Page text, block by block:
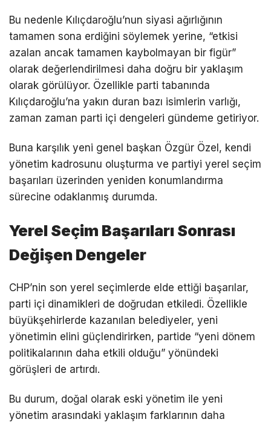
Bu nedenle Kılıçdaroğlu’nun siyasi ağırlığının
tamamen sona erdiğini söylemek yerine, “etkisi
azalan ancak tamamen kaybolmayan bir figür”
olarak değerlendirilmesi daha doğru bir yaklaşım
olarak görülüyor. Özellikle parti tabanında
Kılıçdaroğlu’na yakın duran bazı isimlerin varlığı,
zaman zaman parti içi dengeleri gündeme getiriyor.
Buna karşılık yeni genel başkan Özgür Özel, kendi
yönetim kadrosunu oluşturma ve partiyi yerel seçim
başarıları üzerinden yeniden konumlandırma
sürecine odaklanmış durumda.
Yerel Seçim Başarıları Sonrası
Değişen Dengeler
CHP’nin son yerel seçimlerde elde ettiği başarılar,
parti içi dinamikleri de doğrudan etkiledi. Özellikle
büyükşehirlerde kazanılan belediyeler, yeni
yönetimin elini güçlendirirken, partide “yeni dönem
politikalarının daha etkili olduğu” yönündeki
görüşleri de artırdı.
Bu durum, doğal olarak eski yönetim ile yeni
yönetim arasındaki yaklaşım farklarının daha